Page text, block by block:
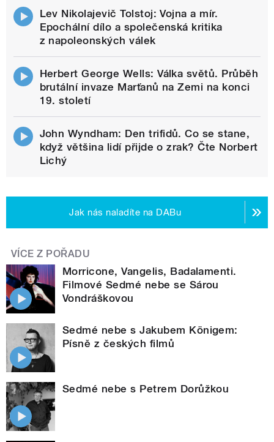
Lev Nikolajevič Tolstoj: Vojna a mír.
Epochální dílo a společenská kritika
z napoleonských válek
Herbert George Wells: Válka světů. Průběh
brutální invaze Marťanů na Zemi na konci
19. století
John Wyndham: Den trifidů. Co se stane,
když většina lidí přijde o zrak? Čte Norbert
Lichý
Jak nás naladíte na DABu
VÍCE Z POŘADU
Morricone, Vangelis, Badalamenti.
Filmové Sedmé nebe se Sárou
Vondráškovou
Sedmé nebe s Jakubem Königem:
Písně z českých filmů
Sedmé nebe s Petrem Dorůžkou